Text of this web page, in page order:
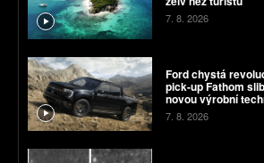
7. 8. 2026
Ford chystá
pick-up Fathom
novou výrobní
7. 8. 2026